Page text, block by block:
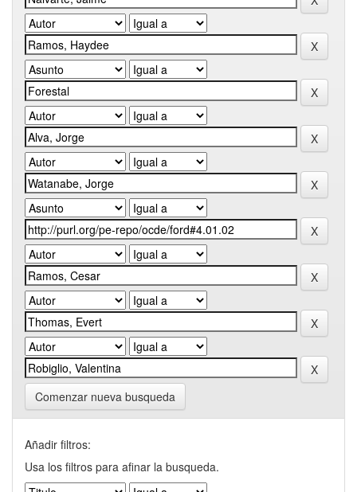
Comenzar nueva busqueda
Añadir filtros:
Usa los filtros para afinar la busqueda.